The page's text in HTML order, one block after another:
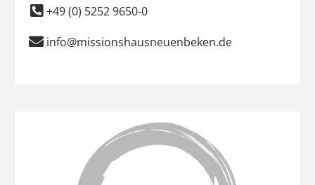
+49 (0) 5252 9650-0
info@missionshausneuenbeken.de